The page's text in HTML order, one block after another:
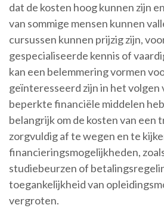
dat de kosten hoog kunnen zijn
van sommige mensen kunnen
cursussen kunnen prijzig zijn,
gespecialiseerde kennis of
kan een belemmering vormen
geïnteresseerd zijn in het volgen
beperkte financiële middelen
belangrijk om de kosten van een
zorgvuldig af te wegen en te
financieringsmogelijkheden,
studiebeurzen of
toegankelijkheid van
vergroten.